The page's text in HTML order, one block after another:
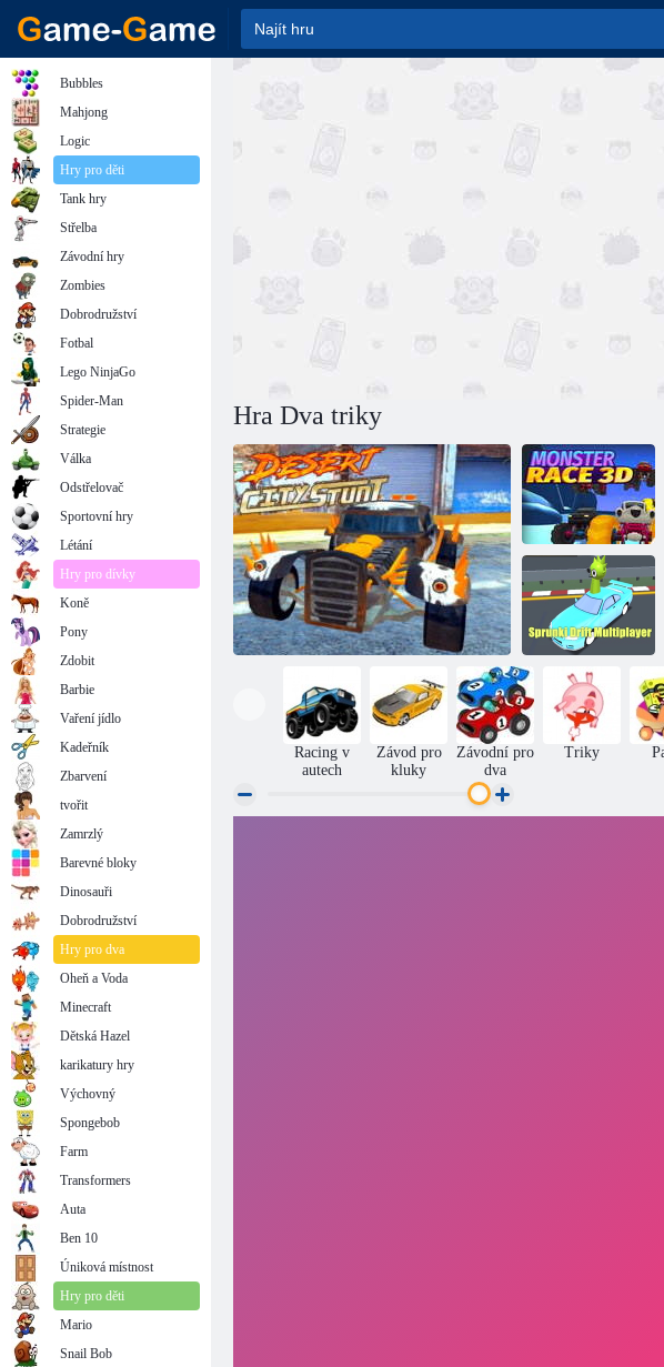
Hra Dva triky
Monster Race
3d
Sprunki Drift
Multiplayer
Racing v
autech
Závod pro
kluky
Závodní pro
dva
Triky
Bubbles
Mahjong
Logic
Hry pro děti
Tank hry
Střelba
Závodní hry
Zombies
Dobrodružství
Fotbal
Lego NinjaGo
Spider-Man
Strategie
Válka
Odstřelovač
Sportovní hry
Létání
Hry pro dívky
Koně
Pony
Zdobit
Barbie
Vaření jídlo
Kadeřník
Zbarvení
tvořit
Zamrzlý
Barevné bloky
Dinosauři
Dobrodružství
Hry pro dva
Oheň a Voda
Minecraft
Dětská Hazel
karikatury hry
Výchovný
Spongebob
Farm
Transformers
Auta
Ben 10
Úniková místnost
Hry pro děti
Mario
Snail Bob